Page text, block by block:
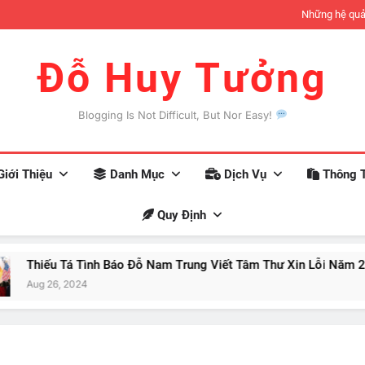
Khoa
Đỗ Huy Tưởng
Blogging Is Not Difficult, But Nor Easy!
Thiệu Danh Mục Dịch Vụ Thông
Quy Định
Tá Tình Báo Đỗ Nam Trung Viết Tâm Thư Xin Lỗi Năm 2034
2024